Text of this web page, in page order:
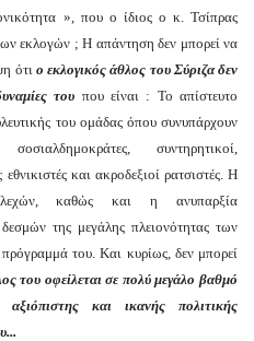
», που ο ίδιος ο κ. Τσίπρας
εκλογών ; Η απάντηση δεν μπορεί να
ότι ο εκλογικός άθλος του Σύριζα δεν
του που είναι : Το απίστευτο
του ομάδας όπου συνυπάρχουν
συντηρητικοί,
και ακροδεξιοί ρατσιστές. Η
καθώς και η ανυπαρξία
της μεγάλης πλειονότητας των
του. Και κυρίως, δεν μπορεί
του οφείλεται σε πολύ μεγάλο βαθμό
αξιόπιστης και ικανής πολιτικής